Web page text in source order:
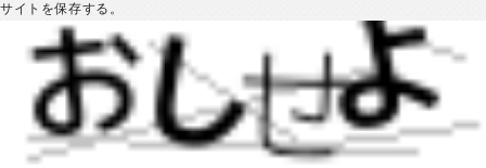
サイトを保存する。